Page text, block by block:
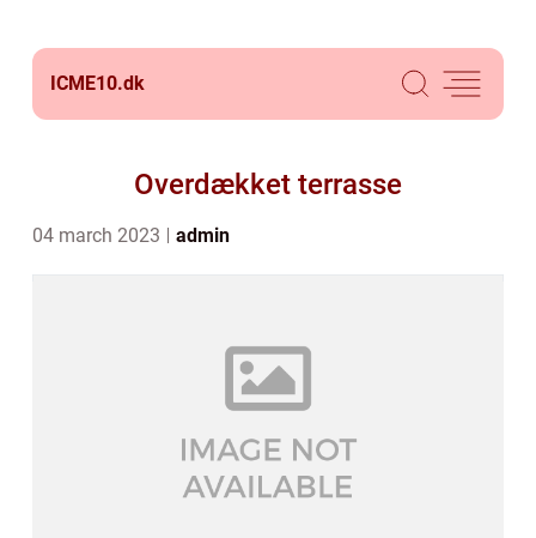
ICME10.dk
Overdækket terrasse
04 march 2023 admin